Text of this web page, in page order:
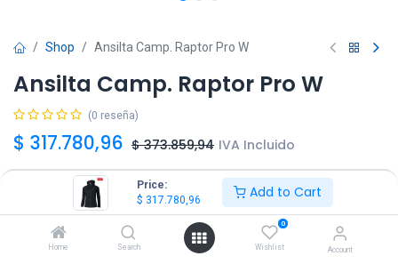
Price:
$ 317.780,96 Add to Cart
Home Search
0
Wishlist Account
Shop Ansilta Camp. Raptor Pro W
Ansilta Camp. Raptor Pro W
(0 reseña)
$ 317.780,96 $373.859,94 IVA Incluido